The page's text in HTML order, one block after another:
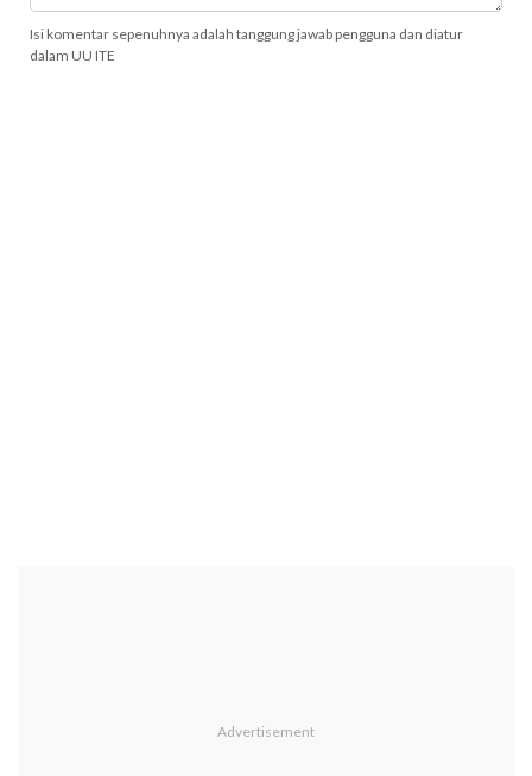
Isi komentar sepenuhnya adalah tanggung jawab pengguna dan diatur
dalam UU ITE